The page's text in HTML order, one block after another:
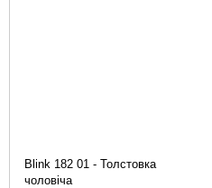
Blink 182 01 - Толстовка
чоловіча